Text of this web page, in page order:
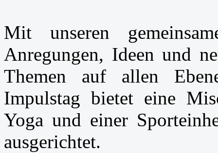
Mit unseren
Anregungen, Ideen und
Themen auf allen
Impulstag bietet eine
Yoga und einer
ausgerichtet.